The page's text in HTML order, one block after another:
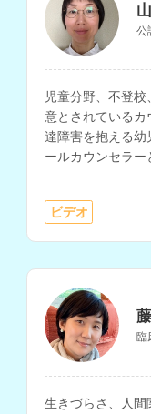
公
児童分野、不登
意とされているカ
達障害を抱える幼
ールカウンセラ
ビデオ
臨
生きづらさ、人間